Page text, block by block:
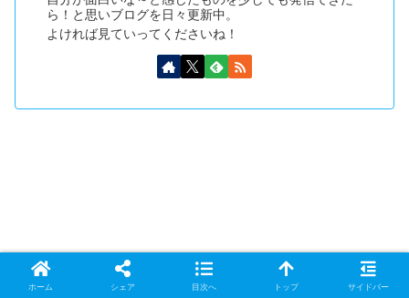
ら！と思いブログを日々更新中。
よければ見ていってくださいね！
ホーム シェア 目次へ トップ サイドバー